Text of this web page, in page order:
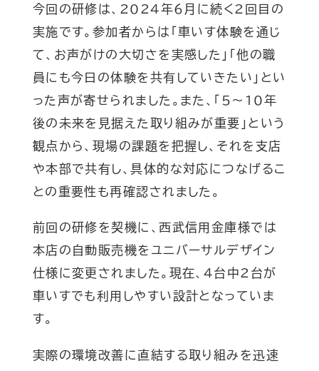
今回の研修は、2024年6月に続く2回目の
実施です。参加者からは「車いす体験を通じ
て、お声がけの大切さを実感した」「他の職
員にも今日の体験を共有していきたい」とい
った声が寄せられました。また、「5〜10年
後の未来を見据えた取り組みが重要」という
観点から、現場の課題を把握し、それを支店
や本部で共有し、具体的な対応につなげるこ
との重要性も再確認されました。
前回の研修を契機に、西武信用金庫様では
本店の自動販売機をユニバーサルデザイン
仕様に変更されました。現在、4台中2台が
車いすでも利用しやすい設計となっていま
す。
実際の環境改善に直結する取り組みを迅速